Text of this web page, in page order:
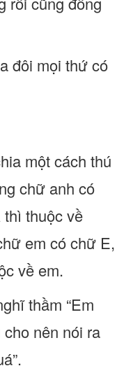
đôi mọi thứ có
một cách thú
chữ anh có
thuộc về
em có chữ E,
về em.
thầm “Em
nên nói ra